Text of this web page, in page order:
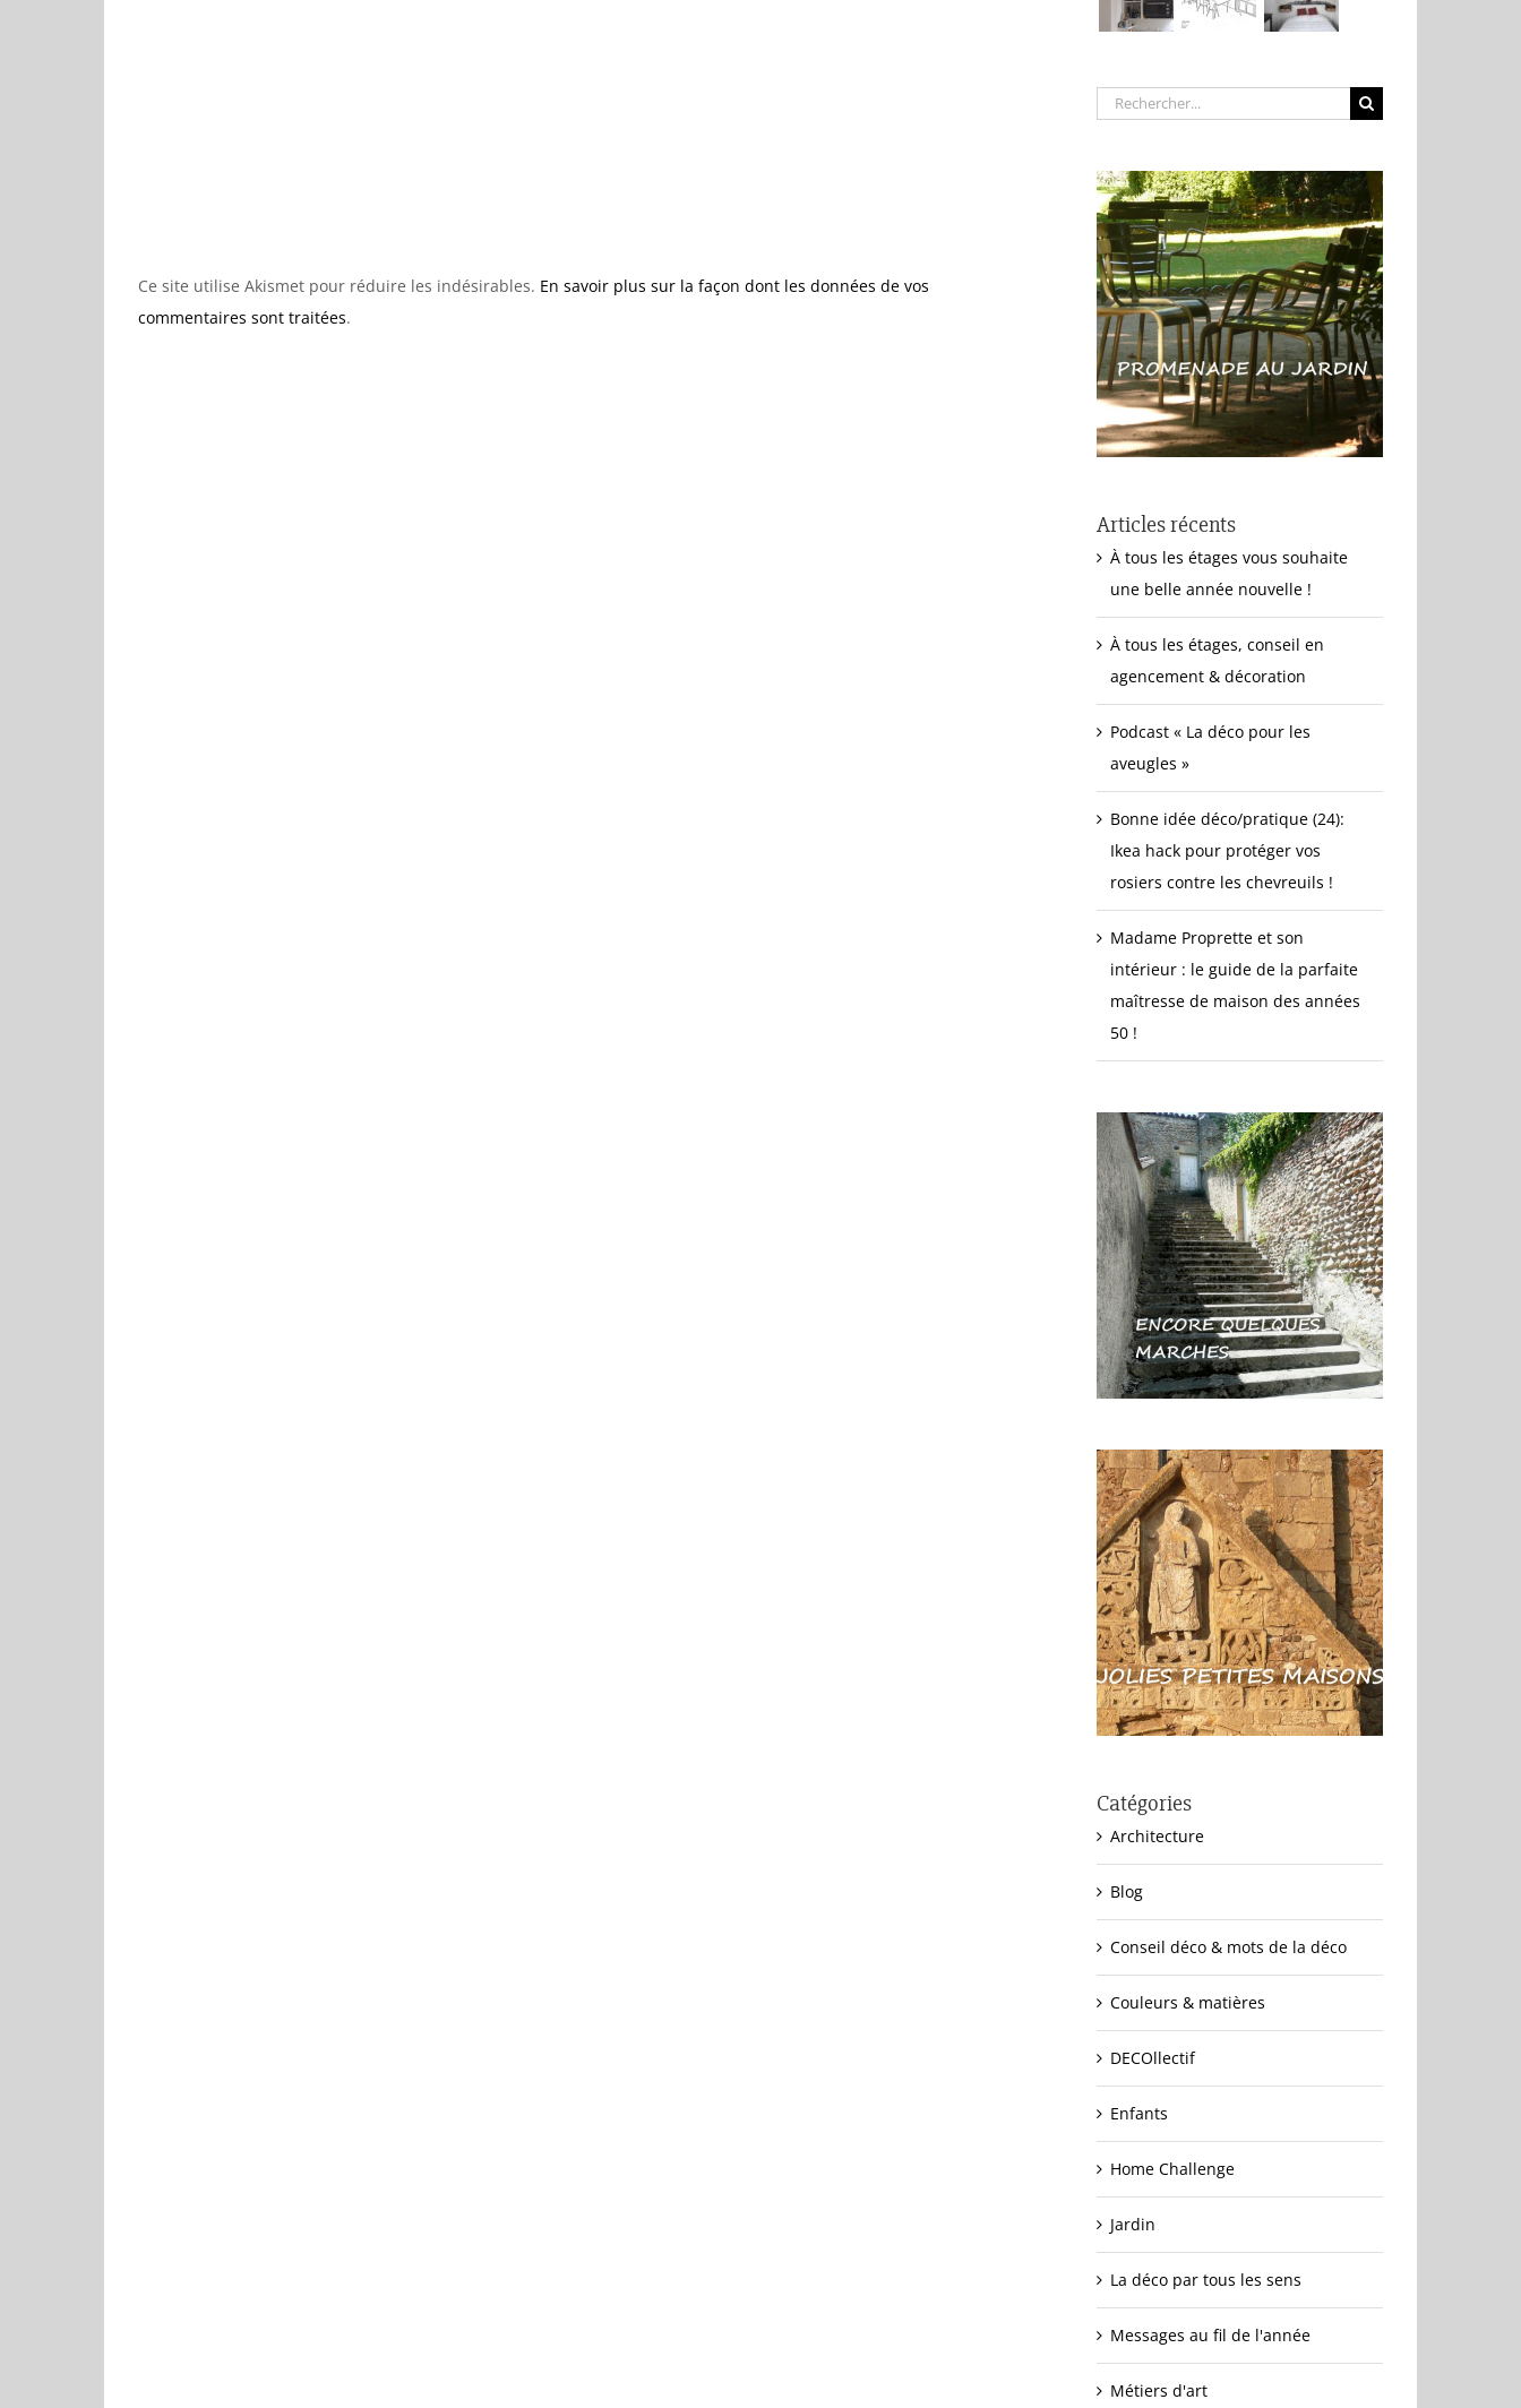
Ce site utilise Akismet pour réduire les indésirables. En savoir plus sur la façon dont les données de vos
commentaires sont traitées.
Rechercher:
Articles récents
À tous les étages vous souhaite
une belle année nouvelle !
À tous les étages, conseil en
agencement & décoration
Podcast « La déco pour les
aveugles »
Bonne idée déco/pratique (24):
Ikea hack pour protéger vos
rosiers contre les chevreuils !
Madame Proprette et son
intérieur : le guide de la parfaite
maîtresse de maison des années
50 !
Catégories
Architecture
Blog
Conseil déco & mots de la déco
Couleurs & matières
DECOllectif
Enfants
Home Challenge
Jardin
La déco par tous les sens
Messages au fil de l'année
Métiers d'art